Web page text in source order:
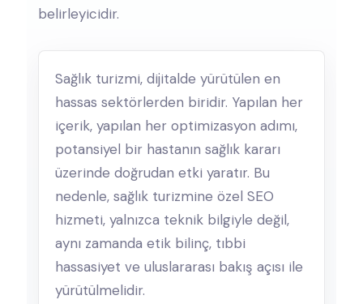
belirleyicidir.
Sağlık turizmi, dijitalde yürütülen en
hassas sektörlerden biridir. Yapılan her
içerik, yapılan her optimizasyon adımı,
potansiyel bir hastanın sağlık kararı
üzerinde doğrudan etki yaratır. Bu
nedenle, sağlık turizmine özel SEO
hizmeti, yalnızca teknik bilgiyle değil,
aynı zamanda etik bilinç, tıbbi
hassasiyet ve uluslararası bakış açısı ile
yürütülmelidir.